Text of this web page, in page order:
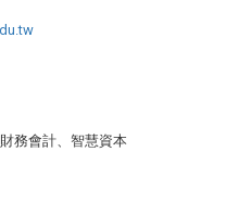
務會計、智慧資本